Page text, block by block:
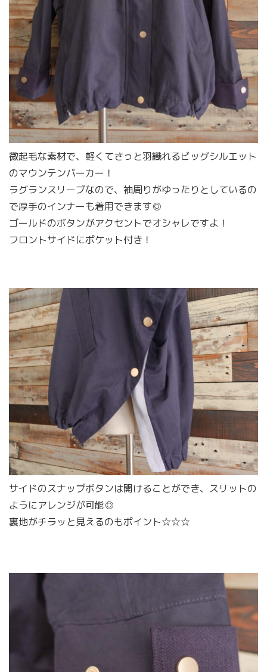
微起毛な素材で、軽くてさっと羽織れるビッグシルエット
のマウンテンパーカー！
ラグランスリーブなので、袖周りがゆったりとしているの
で厚手のインナーも着用できます◎
ゴールドのボタンがアクセントでオシャレですよ！
フロントサイドにポケット付き！
サイドのスナップボタンは開けることができ、スリットの
ようにアレンジが可能◎
裏地がチラッと見えるのもポイント☆☆☆